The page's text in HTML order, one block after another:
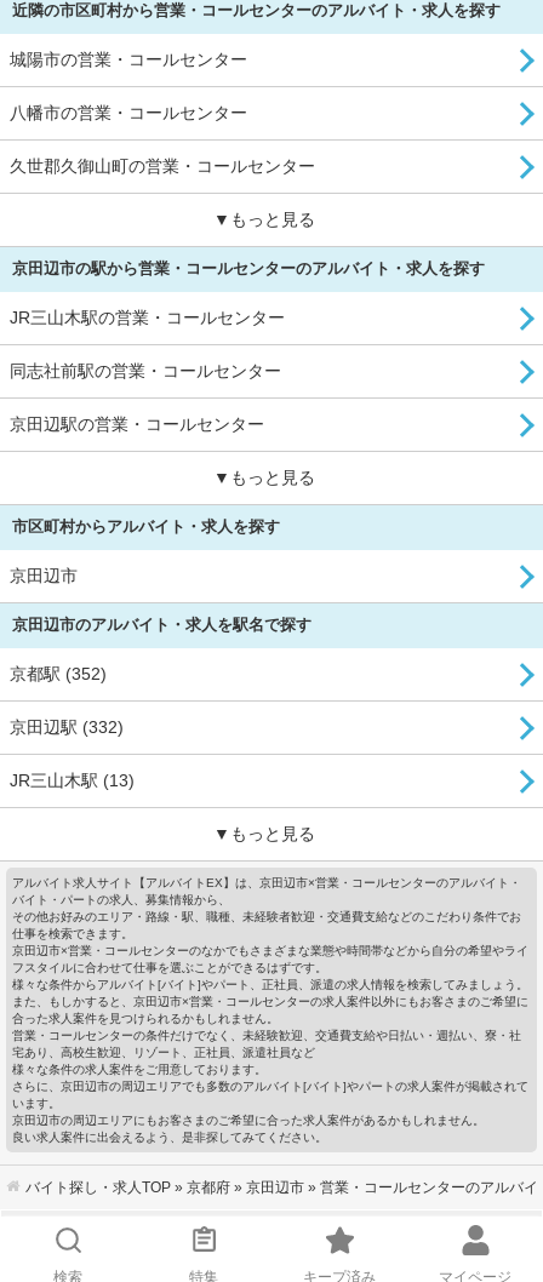
近隣の市区町村から営業・コールセンターのアルバイト・求人を探す
城陽市の営業・コールセンター
八幡市の営業・コールセンター
久世郡久御山町の営業・コールセンター
▼もっと見る
京田辺市の駅から営業・コールセンターのアルバイト・求人を探す
JR三山木駅の営業・コールセンター
同志社前駅の営業・コールセンター
京田辺駅の営業・コールセンター
▼もっと見る
市区町村からアルバイト・求人を探す
京田辺市
京田辺市のアルバイト・求人を駅名で探す
京都駅 (352)
京田辺駅 (332)
JR三山木駅 (13)
▼もっと見る
アルバイト求人サイト【アルバイトEX】は、京田辺市×営業・コールセンターのアルバイト・
バイト・パートの求人、募集情報から、
その他お好みのエリア・路線・駅、職種、未経験者歓迎・交通費支給などのこだわり条件でお
仕事を検索できます。
京田辺市×営業・コールセンターのなかでもさまざまな業態や時間帯などから自分の希望やライ
フスタイルに合わせて仕事を選ぶことができるはずです。
様々な条件からアルバイト[バイト]やパート、正社員、派遣の求人情報を検索してみましょう。
また、もしかすると、京田辺市×営業・コールセンターの求人案件以外にもお客さまのご希望に
合った求人案件を見つけられるかもしれません。
営業・コールセンターの条件だけでなく、未経験歓迎、交通費支給や日払い・週払い、寮・社
宅あり、高校生歓迎、リゾート、正社員、派遣社員など
様々な条件の求人案件をご用意しております。
さらに、京田辺市の周辺エリアでも多数のアルバイト[バイト]やパートの求人案件が掲載されて
います。
京田辺市の周辺エリアにもお客さまのご希望に合った求人案件があるかもしれません。
良い求人案件に出会えるよう、是非探してみてください。
検索 特集 キープ済み マイページ
バイト探し・求人TOP » 京都府 » 京田辺市 » 営業・コールセンターのアルバイ
会社概要 ｜個人情報の取り扱いについて
お問い合わせ
｜企業ご担当者様へ キーワードから探す